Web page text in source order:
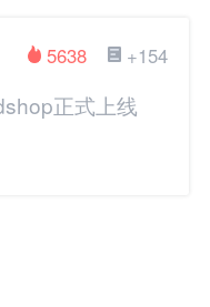
+154
5638
正式上线